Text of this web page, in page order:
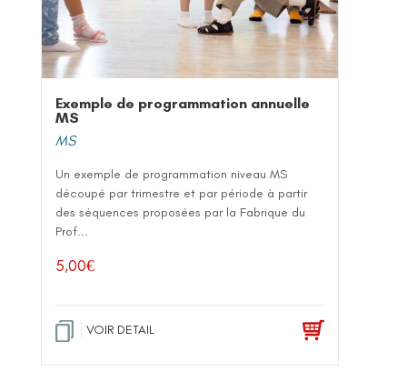
Exemple de programmation annuelle
MS
MS
Un exemple de programmation niveau MS
découpé par trimestre et par période à partir
des séquences proposées par la Fabrique du
Prof...
5,00€
VOIR DETAIL